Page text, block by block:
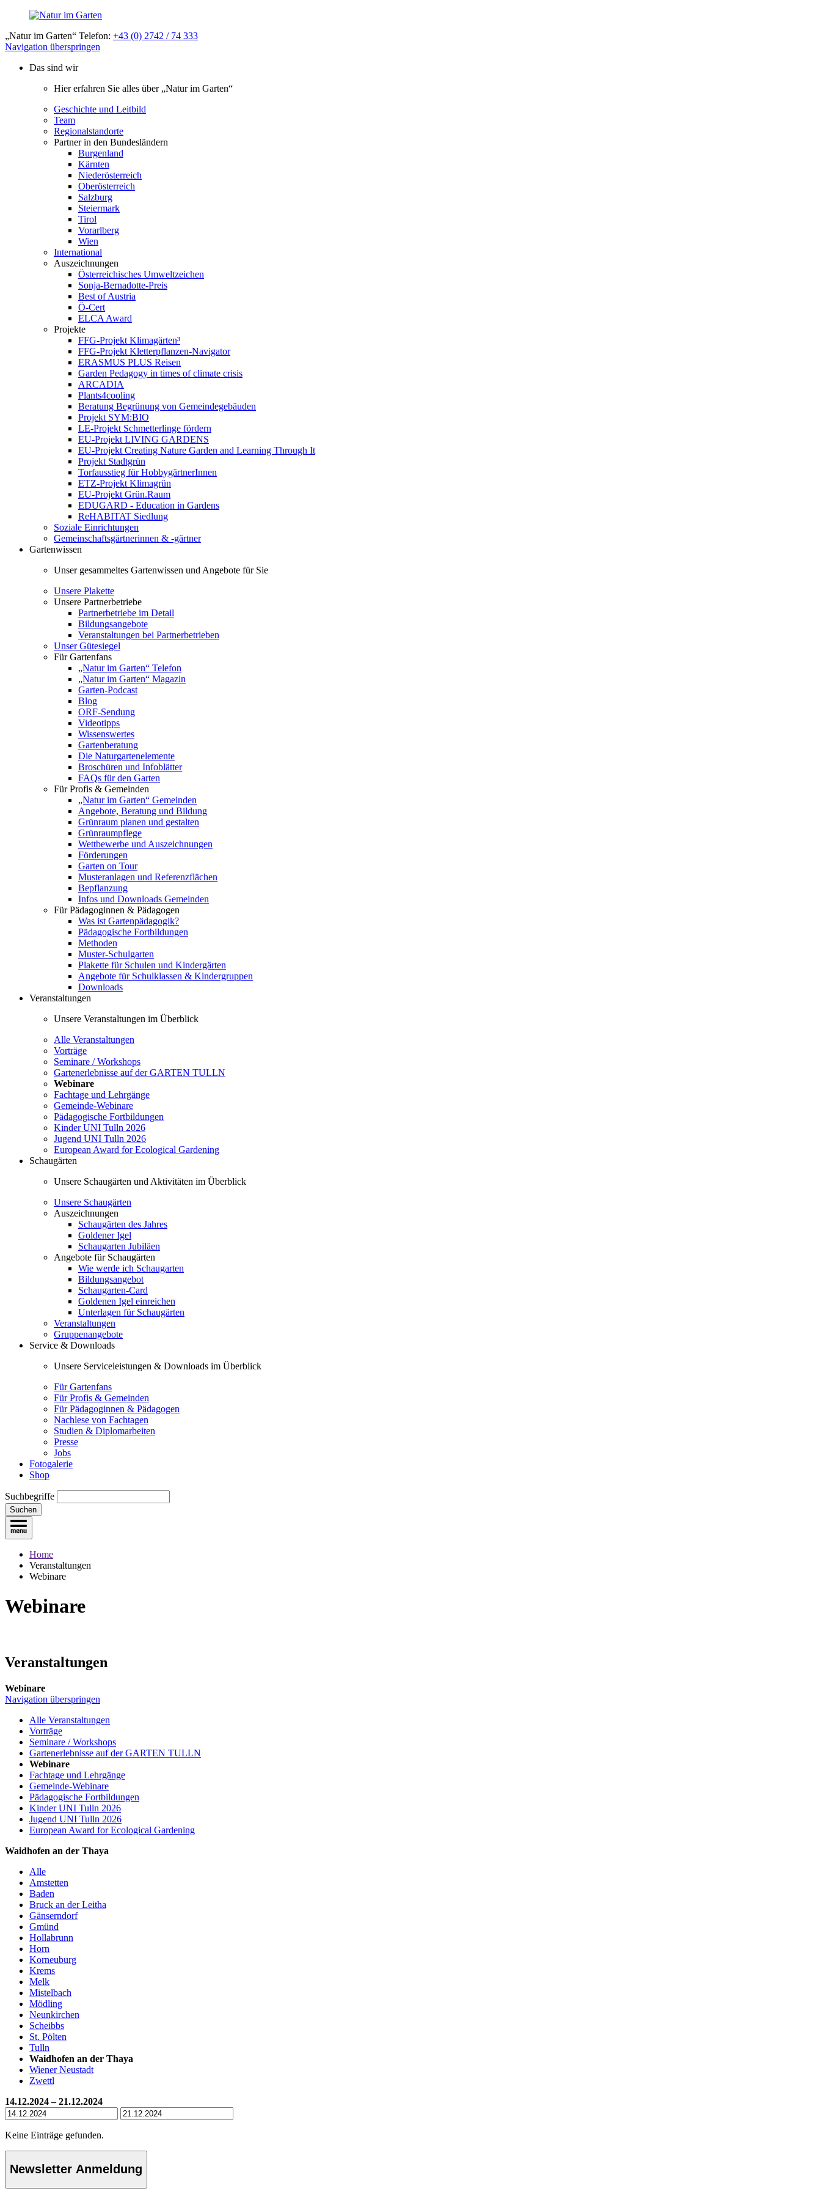
„Natur im Garten“ Telefon: +43 (0) 2742 / 74 333
Navigation überspringen
Das sind wir
Hier erfahren Sie alles über „Natur im Garten“
Geschichte und Leitbild
Team
Regionalstandorte
Partner in den Bundesländern
Burgenland
Kärnten
Niederösterreich
Oberösterreich
Salzburg
Steiermark
Tirol
Vorarlberg
Wien
International
Auszeichnungen
Österreichisches Umweltzeichen
Sonja-Bernadotte-Preis
Best of Austria
Ö-Cert
ELCA Award
Projekte
FFG-Projekt Klimagärten³
FFG-Projekt Kletterpflanzen-Navigator
ERASMUS PLUS Reisen
Garden Pedagogy in times of climate crisis
ARCADIA
Plants4cooling
Beratung Begrünung von Gemeindegebäuden
Projekt SYM:BIO
LE-Projekt Schmetterlinge fördern
EU-Projekt LIVING GARDENS
EU-Projekt Creating Nature Garden and Learning Through It
Projekt Stadtgrün
Torfausstieg für HobbygärtnerInnen
ETZ-Projekt Klimagrün
EU-Projekt Grün.Raum
EDUGARD - Education in Gardens
ReHABITAT Siedlung
Soziale Einrichtungen
Gemeinschaftsgärtnerinnen & -gärtner
Gartenwissen
Unser gesammeltes Gartenwissen und Angebote für Sie
Unsere Plakette
Unsere Partnerbetriebe
Partnerbetriebe im Detail
Bildungsangebote
Veranstaltungen bei Partnerbetrieben
Unser Gütesiegel
Für Gartenfans
„Natur im Garten“ Telefon
„Natur im Garten“ Magazin
Garten-Podcast
Blog
ORF-Sendung
Videotipps
Wissenswertes
Gartenberatung
Die Naturgartenelemente
Broschüren und Infoblätter
FAQs für den Garten
Für Profis & Gemeinden
„Natur im Garten“ Gemeinden
Angebote, Beratung und Bildung
Grünraum planen und gestalten
Grünraumpflege
Wettbewerbe und Auszeichnungen
Förderungen
Garten on Tour
Musteranlagen und Referenzflächen
Bepflanzung
Infos und Downloads Gemeinden
Für Pädagoginnen & Pädagogen
Was ist Gartenpädagogik?
Pädagogische Fortbildungen
Methoden
Muster-Schulgarten
Plakette für Schulen und Kindergärten
Angebote für Schulklassen & Kindergruppen
Downloads
Veranstaltungen
Unsere Veranstaltungen im Überblick
Alle Veranstaltungen
Vorträge
Seminare / Workshops
Gartenerlebnisse auf der GARTEN TULLN
Webinare
Fachtage und Lehrgänge
Gemeinde-Webinare
Pädagogische Fortbildungen
Kinder UNI Tulln 2026
Jugend UNI Tulln 2026
European Award for Ecological Gardening
Schaugärten
Unsere Schaugärten und Aktivitäten im Überblick
Unsere Schaugärten
Auszeichnungen
Schaugärten des Jahres
Goldener Igel
Schaugarten Jubiläen
Angebote für Schaugärten
Wie werde ich Schaugarten
Bildungsangebot
Schaugarten-Card
Goldenen Igel einreichen
Unterlagen für Schaugärten
Veranstaltungen
Gruppenangebote
Service & Downloads
Unsere Serviceleistungen & Downloads im Überblick
Für Gartenfans
Für Profis & Gemeinden
Für Pädagoginnen & Pädagogen
Nachlese von Fachtagen
Studien & Diplomarbeiten
Presse
Jobs
Fotogalerie
Shop
Suchbegriffe
Suchen
Home
Veranstaltungen
Webinare
Webinare
Veranstaltungen
Webinare
Navigation überspringen
Alle Veranstaltungen
Vorträge
Seminare / Workshops
Gartenerlebnisse auf der GARTEN TULLN
Webinare
Fachtage und Lehrgänge
Gemeinde-Webinare
Pädagogische Fortbildungen
Kinder UNI Tulln 2026
Jugend UNI Tulln 2026
European Award for Ecological Gardening
Waidhofen an der Thaya
Alle
Amstetten
Baden
Bruck an der Leitha
Gänserndorf
Gmünd
Hollabrunn
Horn
Korneuburg
Krems
Melk
Mistelbach
Mödling
Neunkirchen
Scheibbs
St. Pölten
Tulln
Waidhofen an der Thaya
Wiener Neustadt
Zwettl
14.12.2024 – 21.12.2024
Keine Einträge gefunden.
Newsletter Anmeldung